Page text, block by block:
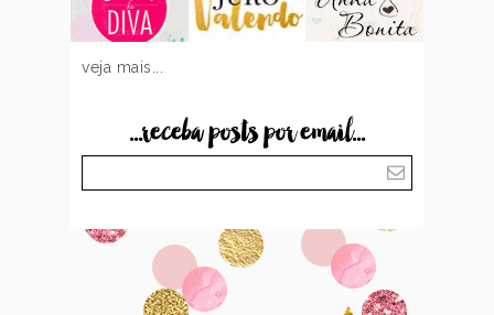
veja mais...
...receba posts por email...